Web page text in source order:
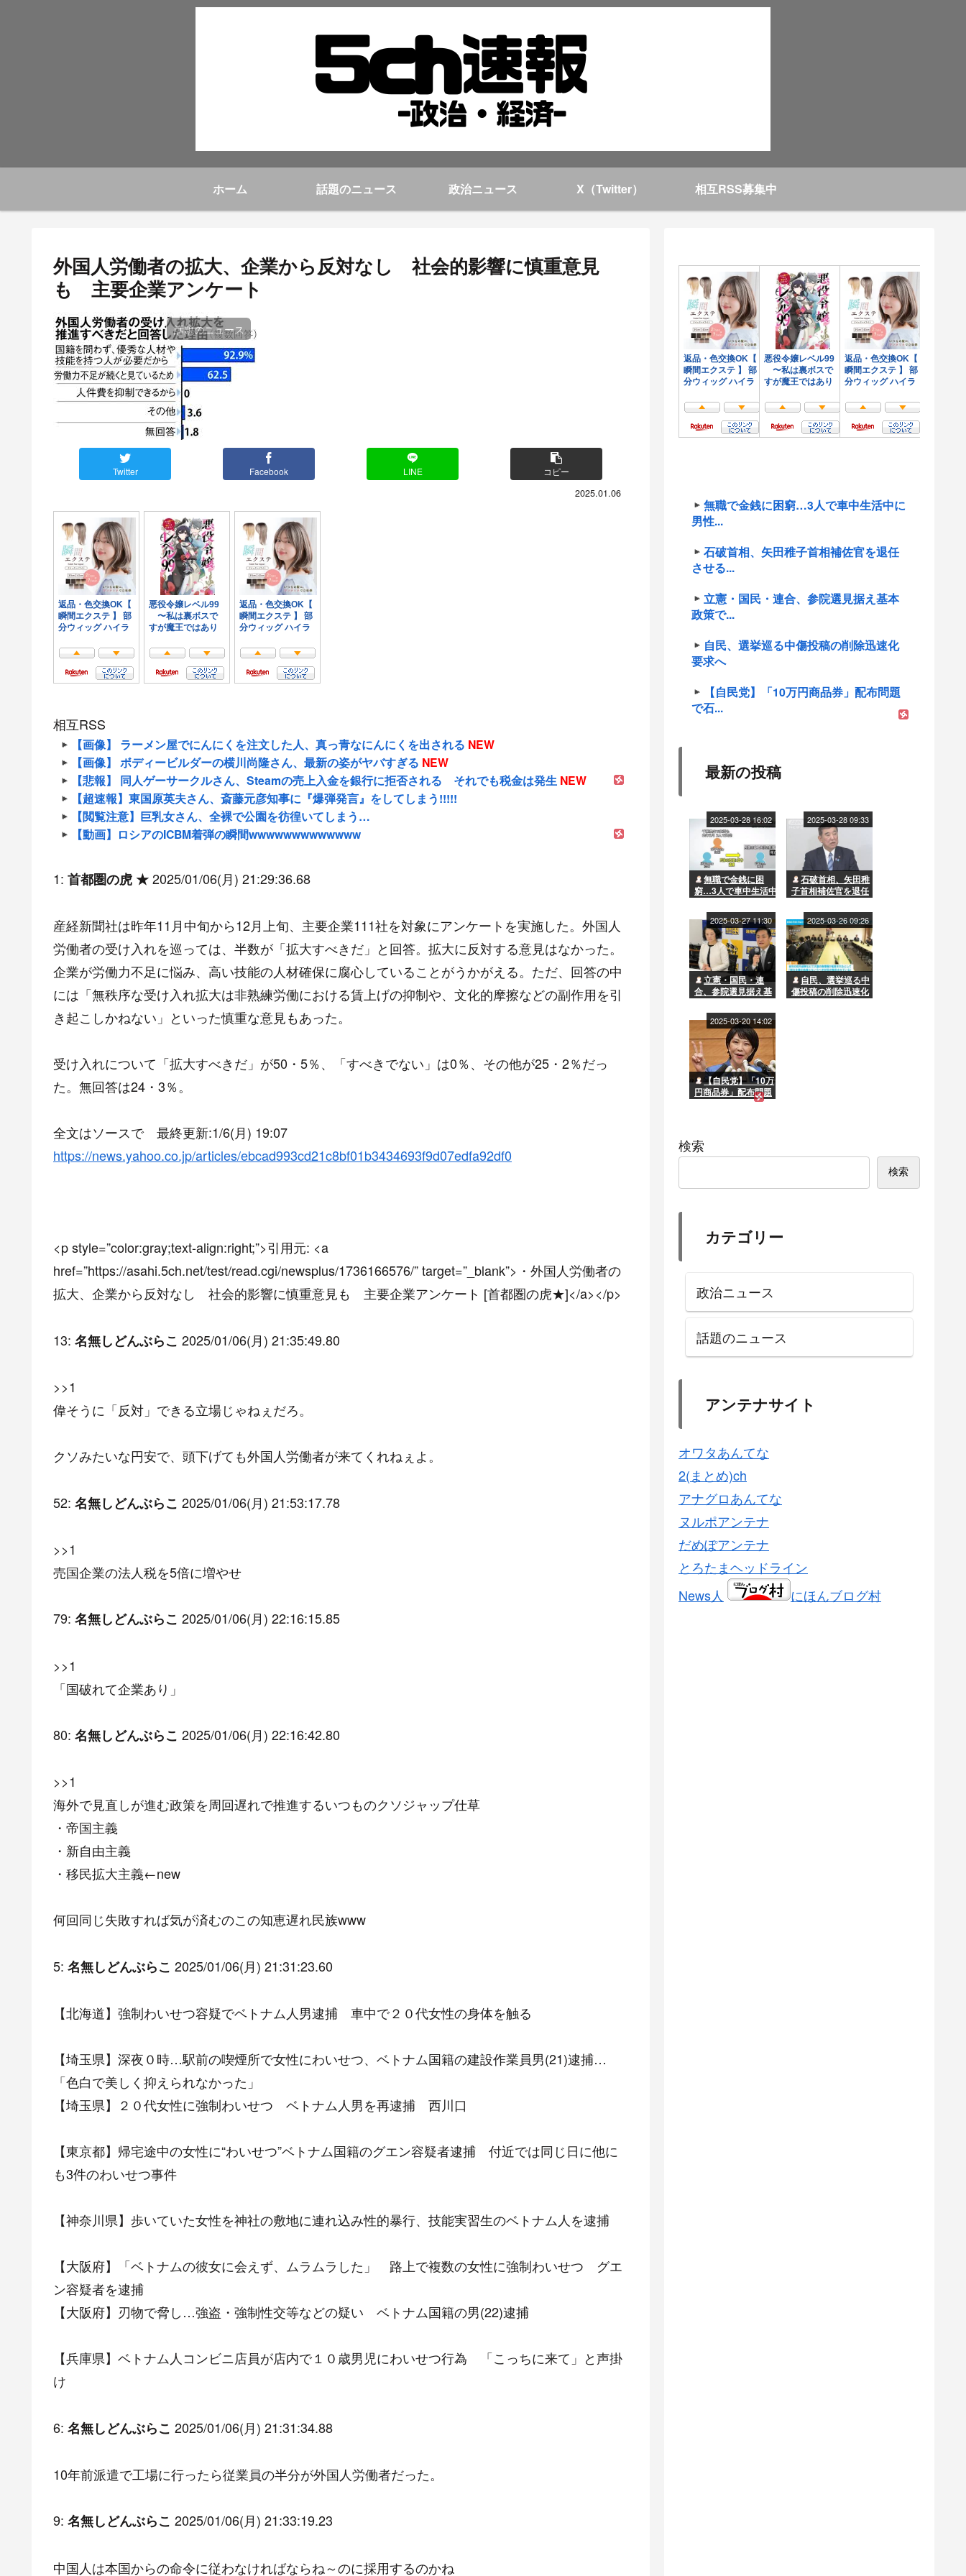
ホーム 話題のニュース 政治ニュース X（Twitter） 相互RSS募集中
外国人労働者の拡大、企業から反対なし 社会的影響に慎重意見
も 主要企業アンケート
話題のニュース
Twitter Facebook LINE コピー
2025.01.06
相互RSS
【画像】 ラーメン屋でにんにくを注文した人、真っ青なにんにくを出される NEW
【画像】 ボディービルダーの横川尚隆さん、最新の姿がヤバすぎる NEW
【悲報】 同人ゲーサークルさん、Steamの売上入金を銀行に拒否される それでも税金は発生 NEW
【超速報】東国原英夫さん、斎藤元彦知事に『爆弾発言』をしてしまう!!!!!
【閲覧注意】巨乳女さん、全裸で公園を彷徨いてしまう…
【動画】ロシアのICBM着弾の瞬間wwwwwwwwwwwww
1: 首都圏の虎 ★2025/01/06(月) 21:29:36.68
産経新聞社は昨年11月中旬から12月上旬、主要企業111社を対象にアンケートを実施した。外国人
労働者の受け入れを巡っては、半数が「拡大すべきだ」と回答。拡大に反対する意見はなかった。
企業が労働力不足に悩み、高い技能の人材確保に腐心していることがうかがえる。ただ、回答の中
には「無秩序な受け入れ拡大は非熟練労働における賃上げの抑制や、文化的摩擦などの副作用を引
き起こしかねない」といった慎重な意見もあった。
受け入れについて「拡大すべきだ」が50・5％、「すべきでない」は0％、その他が25・2％だっ
た。無回答は24・3％。
全文はソースで 最終更新:1/6(月) 19:07
https://news.yahoo.co.jp/articles/ebcad993cd21c8bf01b3434693f9d07edfa92df0
<p style=”color:gray;text-align:right;”>引用元: <a
href=”https://asahi.5ch.net/test/read.cgi/newsplus/1736166576/” target=”_blank”>・外国人労働者の
拡大、企業から反対なし 社会的影響に慎重意見も 主要企業アンケート [首都圏の虎★]</a></p>
13: 名無しどんぶらこ 2025/01/06(月) 21:35:49.80
>>1
偉そうに「反対」できる立場じゃねぇだろ。
クソみたいな円安で、頭下げても外国人労働者が来てくれねぇよ。
52: 名無しどんぶらこ 2025/01/06(月) 21:53:17.78
>>1
売国企業の法人税を5倍に増やせ
79: 名無しどんぶらこ 2025/01/06(月) 22:16:15.85
>>1
「国破れて企業あり」
80: 名無しどんぶらこ 2025/01/06(月) 22:16:42.80
>>1
海外で見直しが進む政策を周回遅れで推進するいつものクソジャップ仕草
・帝国主義
・新自由主義
・移民拡大主義←new
何回同じ失敗すれば気が済むのこの知恵遅れ民族www
5: 名無しどんぶらこ 2025/01/06(月) 21:31:23.60
【北海道】強制わいせつ容疑でベトナム人男逮捕 車中で２０代女性の身体を触る
【埼玉県】深夜０時…駅前の喫煙所で女性にわいせつ、ベトナム国籍の建設作業員男(21)逮捕…
「色白で美しく抑えられなかった」
【埼玉県】２０代女性に強制わいせつ ベトナム人男を再逮捕 西川口
【東京都】帰宅途中の女性に“わいせつ”ベトナム国籍のグエン容疑者逮捕 付近では同じ日に他に
も3件のわいせつ事件
【神奈川県】歩いていた女性を神社の敷地に連れ込み性的暴行、技能実習生のベトナム人を逮捕
【大阪府】「ベトナムの彼女に会えず、ムラムラした」 路上で複数の女性に強制わいせつ グエ
ン容疑者を逮捕
【大阪府】刃物で脅し…強盗・強制性交等などの疑い ベトナム国籍の男(22)逮捕
【兵庫県】ベトナム人コンビニ店員が店内で１０歳男児にわいせつ行為 「こっちに来て」と声掛
け
6: 名無しどんぶらこ 2025/01/06(月) 21:31:34.88
10年前派遣で工場に行ったら従業員の半分が外国人労働者だった。
9: 名無しどんぶらこ 2025/01/06(月) 21:33:19.23
中国人は本国からの命令に従わなければならね～のに採用するのかね
無職で金銭に困窮…3人で車中生活中に
男性...
石破首相、矢田稚子首相補佐官を退任
させる...
立憲・国民・連合、参院選見据え基本
政策で...
自民、選挙巡る中傷投稿の削除迅速化
要求へ
【自民党】「10万円商品券」配布問題
で石...
最新の投稿
無職で金銭に困
窮…3人で車中生活中
に男性が死亡 兄の死
体を遺棄した弟と母
を書類送検 2人は今
年1月に千葉の漁港で
車ごと転落し死亡
2025-03-28 16:02
石破首相、矢田稚
子首相補佐官を退任
させる方針…国民民
主との「距離」影響
か
2025-03-28 09:33
立憲・国民・連
合、参院選見据え基
本政策で合意へ 選
挙協力進むか
2025-03-27 11:30
自民、選挙巡る中
傷投稿の削除迅速化
要求へ
2025-03-26 09:26
【自民党】「10万
円商品券」配布問題
で石破首相の窮地に
ッと変えられるのは
彼女だけだ」
2025-03-20 14:02
検索
検索
カテゴリー
政治ニュース
話題のニュース
アンテナサイト
オワタあんてな
2(まとめ)ch
アナグロあんてな
ヌルポアンテナ
だめぽアンテナ
とろたまヘッドライン
News人
にほんブログ村